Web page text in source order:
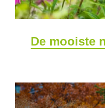
De mooiste